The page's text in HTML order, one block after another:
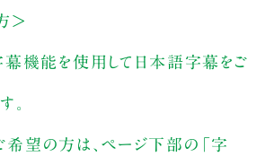
＞
機能を使用して日本語字幕をご
。
望の方は、ページ下部の「字